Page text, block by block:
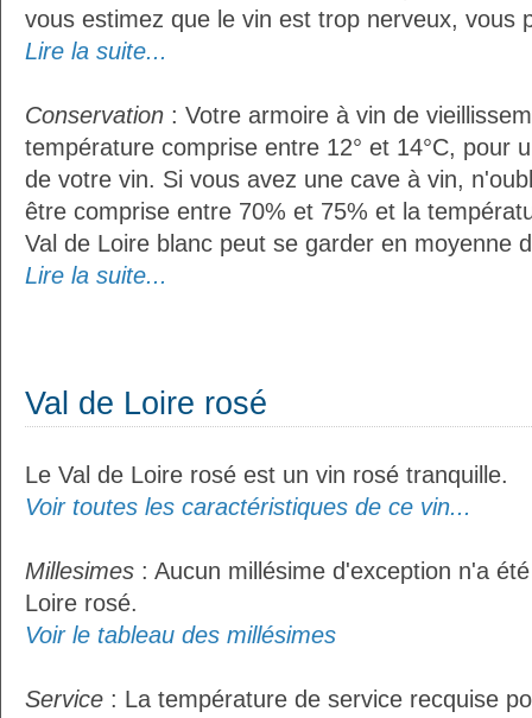
vous estimez que le vin est trop nerveux, vous
Lire la suite...
Conservation : Votre armoire à vin de
température comprise entre 12° et 14°C, pour
de votre vin. Si vous avez une cave à vin,
être comprise entre 70% et 75% et la
Val de Loire blanc peut se garder en moyenne
Lire la suite...
Val de Loire rosé
Le Val de Loire rosé est un vin rosé tranquille.
Voir toutes les caractéristiques de ce vin...
Millesimes : Aucun millésime d'exception n'a
Loire rosé.
Voir le tableau des millésimes
Service : La température de service recquise